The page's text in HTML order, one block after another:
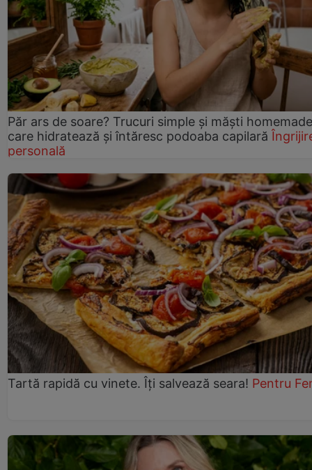
Păr ars de soare? Trucuri simple și măști homemade
care hidratează și întăresc podoaba capilară
personală
Tartă rapidă cu vinete. Îți salvează seara! Pentru